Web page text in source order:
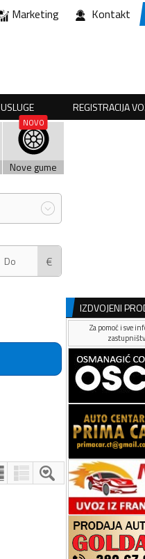
Marketing Kontakt
REGISTRACIJA
Nove gume
€
IZDVOJENI
Za pomoć i sve